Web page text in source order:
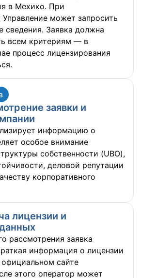
в Мехико. При
может запросить
сведения. Заявка должна
всем критериям — в
процесс лицензирования
заявки и
информацию о
особое внимание
собственности (UBO),
деловой репутации
корпоративного
лицензии и
рассмотрения заявка
информация о лицензии
официальном сайте
этого оператор может